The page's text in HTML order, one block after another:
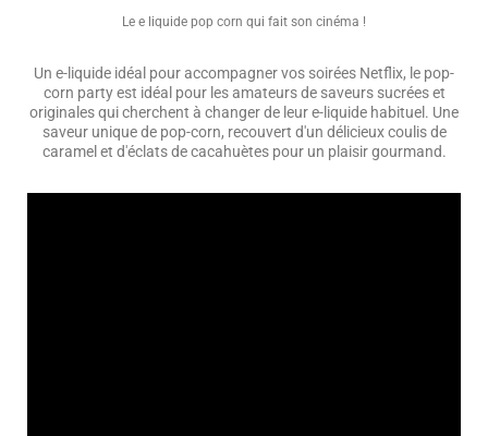
Le e liquide pop corn qui fait son cinéma !
Un e-liquide idéal pour accompagner vos soirées Netflix, e pop-
corn party est idéal pour les amateurs de saveurs sucrées et
originales qui cherchent à changer de leur e-liquide habituel. Une
saveur unique de pop-corn, recouvert d'un délicieux coulis de
caramel et d'éclats de cacahuètes pour un plaisir gourmand.